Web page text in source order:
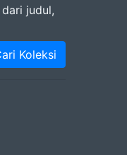
judul,
Koleksi